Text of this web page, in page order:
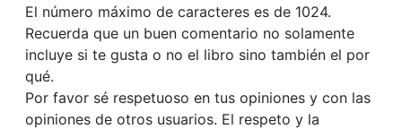
El número máximo de caracteres es de 1024.
Recuerda que un buen comentario no solamente
incluye si te gusta o no el libro sino también el por
qué.
Por favor sé respetuoso en tus opiniones y con las
opiniones de otros usuarios. El respeto y la